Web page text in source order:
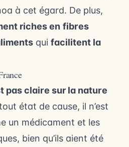
à cet égard. De plus,
riches en fibres
qui facilitent la
pas claire sur la nature
état de cause, il n’est
un médicament et les
bien qu’ils aient été